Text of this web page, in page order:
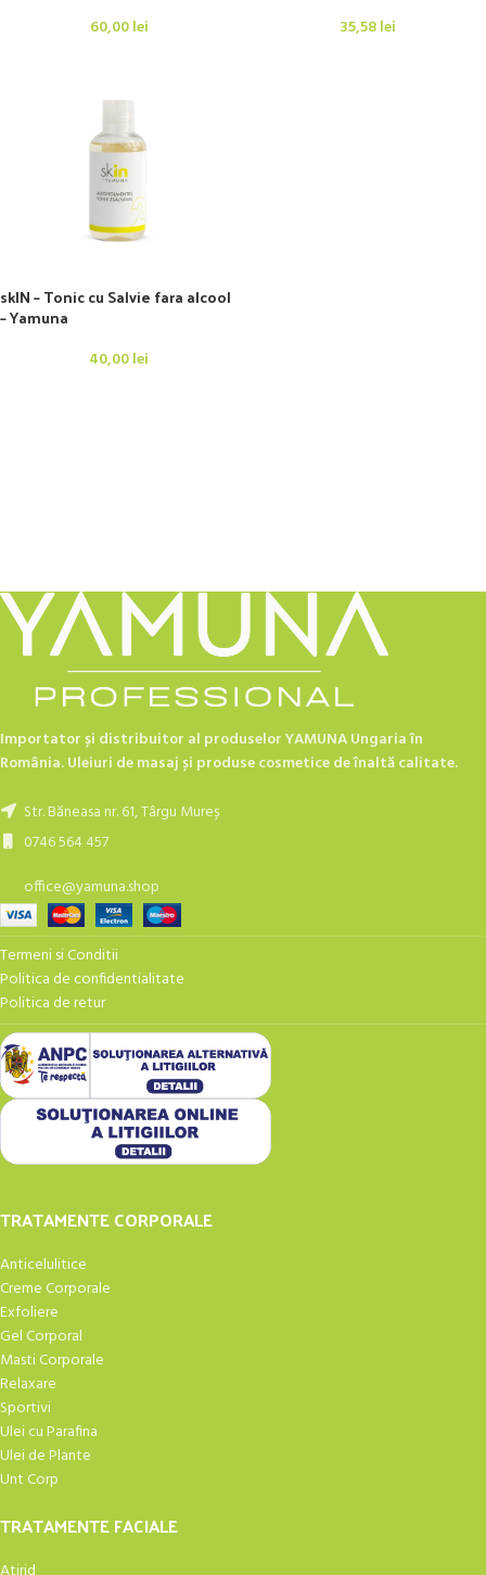
60,00lei 35,58lei
skIN – Tonic cu Salvie fara alcool
– Yamuna
40,00lei
Importator și distribuitor al produselor YAMUNA Ungaria în
România. Uleiuri de masaj și produse cosmetice de înaltă calitate.
Str. Băneasa nr. 61, Târgu Mureș
0746 564 457
office@yamuna.shop
Termeni si Conditii
Politica de confidentialitate
Politica de retur
TRATAMENTE CORPORALE
Anticelulitice
Creme Corporale
Exfoliere
Gel Corporal
Masti Corporale
Relaxare
Sportivi
Ulei cu Parafina
Ulei de Plante
Unt Corp
TRATAMENTE FACIALE